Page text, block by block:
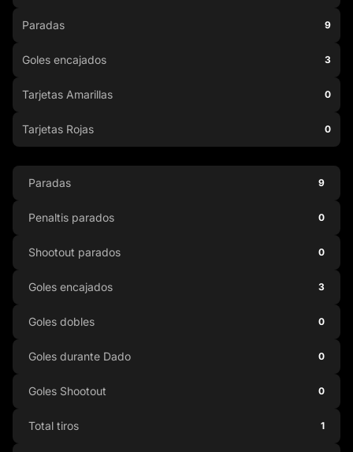
Paradas 9
Goles encajados 3
Tarjetas Amarillas 0
Tarjetas Rojas 0
Paradas 9
Penaltis parados 0
Shootout parados 0
Goles encajados 3
Goles dobles 0
Goles durante Dado 0
Goles Shootout 0
Total tiros 1